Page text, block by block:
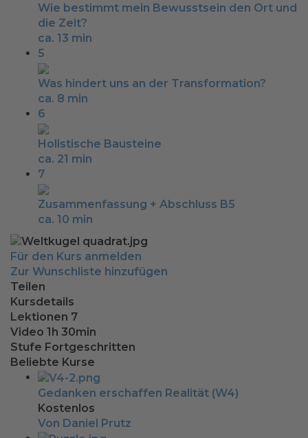
Wie bestimmt mein Bewusstsein den Ort und
die Zeit?
ca. 13 min
5
Was hindert uns an der Transformation?
ca. 8 min
6
Holistische Bausteine
ca. 21 min
7
Zusammenfassung + Abschluss B5
ca. 10 min
Für den Kurs anmelden
Zur Wunschliste hinzufügen
Teilen
Kursdetails
Lektionen 7
Video 1h 30min
Stufe Fortgeschritten
Beliebte Kurse
Gedanken erschaffen Realität (W4)
Kostenlos
Von Daniel Prutz